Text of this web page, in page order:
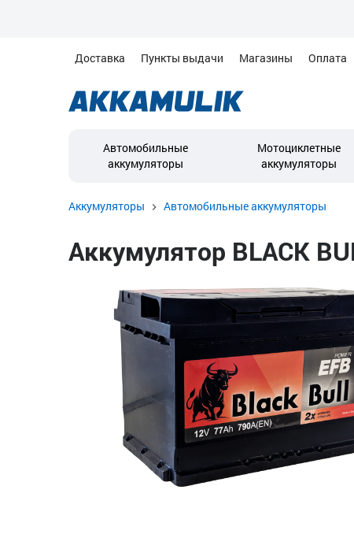
Доставка Пункты выдачи Магазины Оплата
Автомобильные
аккумуляторы
Мотоциклетные
аккумуляторы
Аккумуляторы Автомобильные аккумуляторы
Аккумулятор BLACK